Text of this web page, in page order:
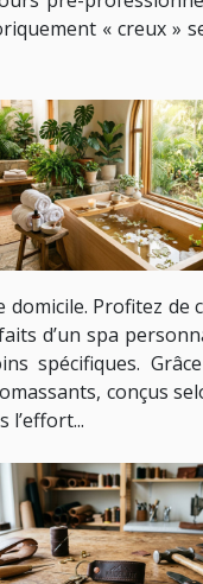
« creux »
domicile. Profitez de
d’un spa
spécifiques.
conçus
l’effort...